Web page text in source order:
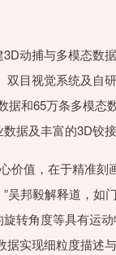
动捕与多模态数
双目视觉系统及自
据和65万条多模态
据及丰富的3D铰接
值，在于精准刻
吴邦毅解释道，如
转角度等具有运
据实现细粒度描述